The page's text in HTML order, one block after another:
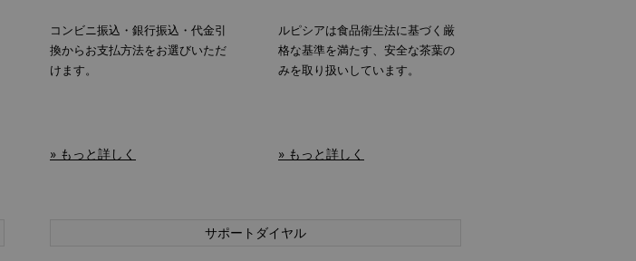
コンビニ振込・銀行振込・代金引
換からお支払方法をお選びいただ
けます。
» もっと詳しく
ルピシアは食品衛生法に基づく厳
格な基準を満たす、安全な茶葉の
みを取り扱いしています。
» もっと詳しく
サポートダイヤル